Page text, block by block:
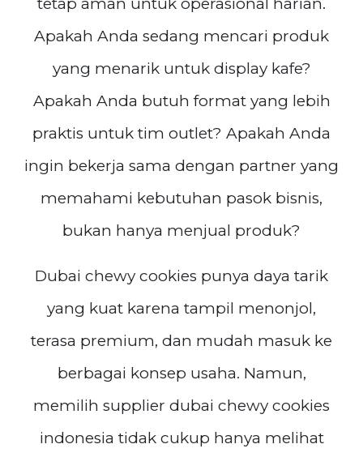
Apakah Anda sedang mencari produk
yang menarik untuk display kafe?
Apakah Anda butuh format yang lebih
praktis untuk tim outlet? Apakah Anda
ingin bekerja sama dengan partner yang
memahami kebutuhan pasok bisnis,
bukan hanya menjual produk?
Dubai chewy cookies punya daya tarik
yang kuat karena tampil menonjol,
terasa premium, dan mudah masuk ke
berbagai konsep usaha. Namun,
memilih supplier dubai chewy cookies
indonesia tidak cukup hanya melihat